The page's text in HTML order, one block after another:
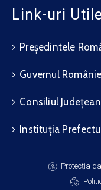
Link-uri
Președintele
Guvernul
Consiliul
Instituția
Protecția